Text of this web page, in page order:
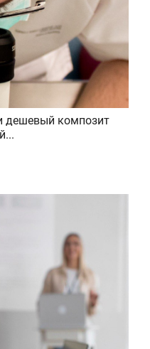
дешевый композит